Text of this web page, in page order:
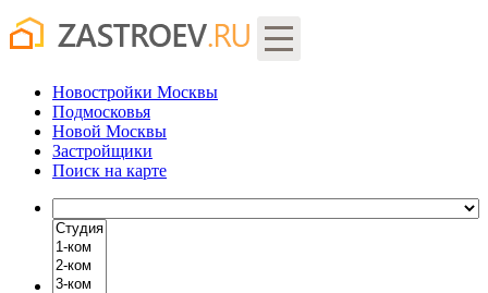
Новостройки Москвы
Подмосковья
Новой Москвы
Застройщики
Поиск на карте